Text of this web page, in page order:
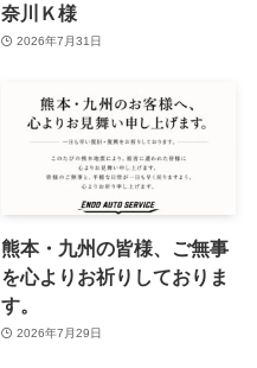
奈川Ｋ様
2026年7月31日
熊本・九州の皆様、ご無事
を心よりお祈りしておりま
す。
2026年7月29日